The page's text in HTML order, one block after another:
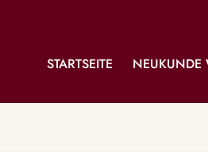
STARTSEITE NEUKUNDE